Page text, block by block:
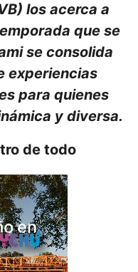
los acerca a
que se
se consolida
experiencias
para quienes
y diversa.
de todo